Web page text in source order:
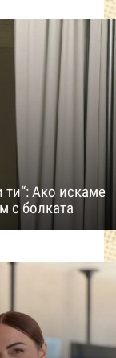
ти“: Ако искаме
с болката